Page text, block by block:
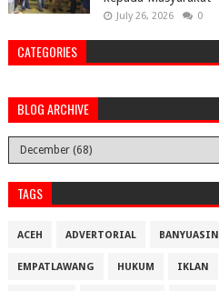
July 26, 2026 0
CATEGORIES
BLOG ARCHIVE
TAGS
ACEH ADVERTORIAL BANYUASIN
EMPATLAWANG HUKUM IKLAN